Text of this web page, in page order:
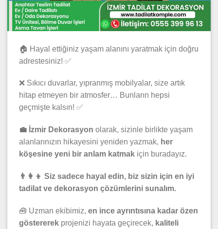
🏠 Hayal ettiğiniz yaşam alanını yaratmak için doğru
adrestesiniz! ✅
❌ Sıkıcı duvarlar, yıpranmış mobilyalar, size artık
hitap etmeyen bir atmosfer… Bunların hepsi
geçmişte kalsın! ✅
💼 İzmir Dekorasyon olarak, sizinle birlikte yaşam
alanlarınızın hikayesini yeniden yazmak, her
köşesine yeni bir anlam katmak için buradayız.
👨‍👩‍👦 Siz sadece hayal edin, biz sizin için en iyi
tadilat ve dekorasyon çözümlerini sunalım.
🧰 Uzman ekibimiz, en ince ayrıntısına kadar özen
göstererek projenizi hayata geçirecek, kaliteli